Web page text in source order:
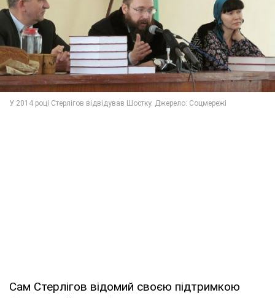
Сам Стерлігов відомий своєю підтримкою